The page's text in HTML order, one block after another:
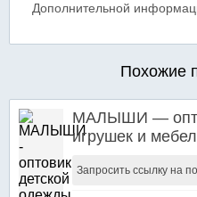
Дополнительной
Похожие
МАЛЫШИ —
игрушек и
Запросить ссылку на